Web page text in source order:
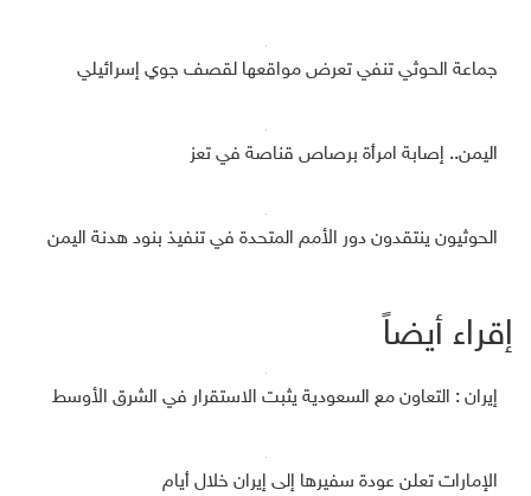
جماعة الحوثي تنفي تعرض مواقعها لقصف جوي إسرائيلي
اليمن.. إصابة امرأة برصاص قناصة في تعز
الحوثيون ينتقدون دور الأمم المتحدة في تنفيذ بنود هدنة اليمن
إقراء أيضاً
إيران : التعاون مع السعودية يثبت الاستقرار في الشرق الأوسط
الإمارات تعلن عودة سفيرها إلى إيران خلال أيام